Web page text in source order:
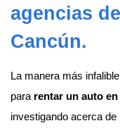
agencias de
Cancún.
La manera más
para rentar un auto
investigando acerca